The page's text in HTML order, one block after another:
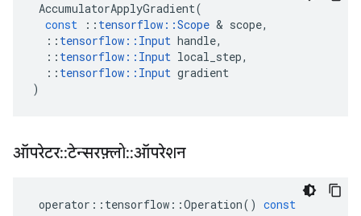
AccumulatorApplyGradient(
const
:: tensorflow ::Scope & scope,
:: tensorflow :: Input handle,
:: tensorflow :: Input local_step,
:: tensorflow :: Input gradient
)
ऑपरेटर::टेन्सरफ़्लो::ऑपरेशन
operator :: tensorflow ::Operation() const